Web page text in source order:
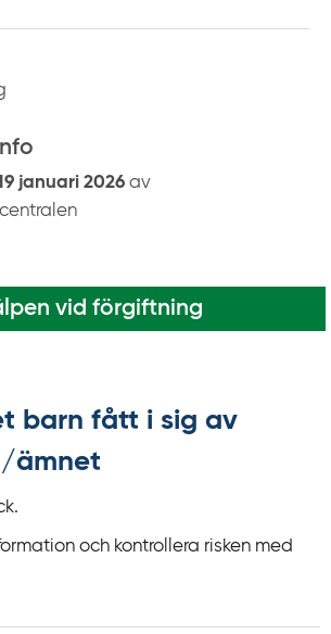
januari 2026 av
vid förgiftning
barn fått i sig av
ämnet
och kontrollera risken med